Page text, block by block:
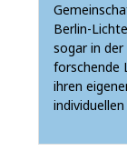
Berlin-
sogar in
forschende
ihren